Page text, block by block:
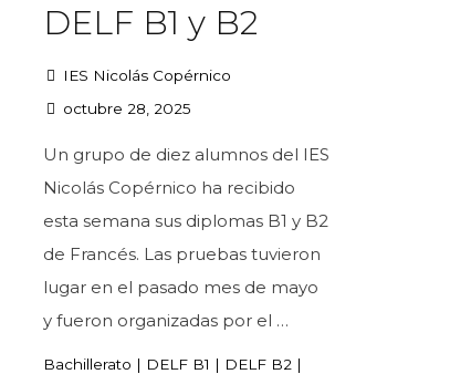
DELF B1 y B2
IES Nicolás Copérnico
octubre 28, 2025
Un grupo de diez alumnos del IES
Nicolás Copérnico ha recibido
esta semana sus diplomas B1 y B2
de Francés. Las pruebas tuvieron
lugar en el pasado mes de mayo
y fueron organizadas por el …
Bachillerato | DELF B1 | DELF B2 |